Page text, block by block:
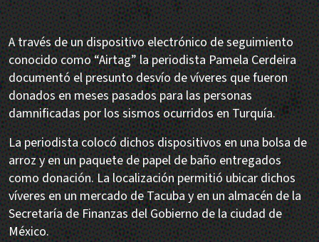
A través de un dispositivo electrónico de seguimiento
conocido como “Airtag” la periodista Pamela Cerdeira
documentó el presunto desvío de víveres que fueron
donados en meses pasados para las personas
damnificadas por los sismos ocurridos en Turquía.
La periodista colocó dichos dispositivos en una bolsa de
arroz y en un paquete de papel de baño entregados
como donación. La localización permitió ubicar dichos
víveres en un mercado de Tacuba y en un almacén de la
Secretaría de Finanzas del Gobierno de la ciudad de
México.